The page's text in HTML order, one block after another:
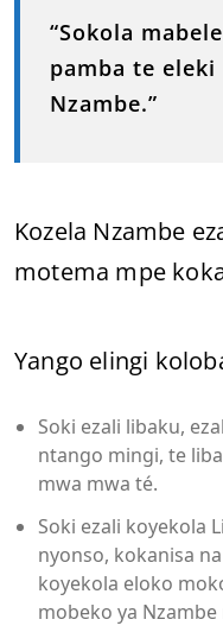
“Sokola
pamba te
Nzambe.”
Kozela Nzambe
motema mpe
Yango elingi
Soki ezali libaku,
ntango mingi, te
mwa mwa té.
Soki ezali koyekola
nyonso, kokanisa
koyekola eloko
mobeko ya Nzambe